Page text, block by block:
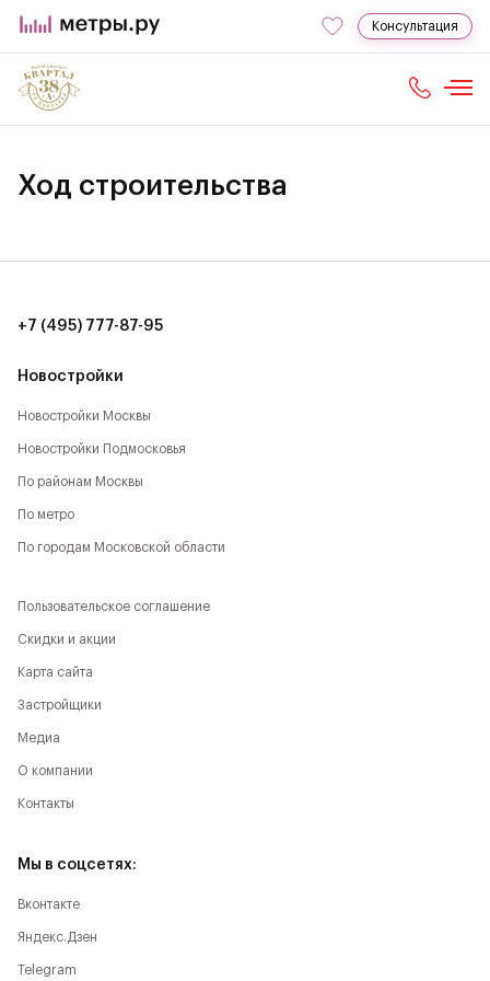
Консультация
Ход строительства
Новостройки
Новостройки Москвы
Новостройки Подмосковья
По районам Москвы
По метро
По городам Московской области
+7 (495) 777-87-95
Пользовательское соглашение
Скидки и акции
Карта сайта
Застройщики
Медиа
О компании
Контакты
Мы в соцсетях:
Вконтакте
Яндекс.Дзен
Telegram